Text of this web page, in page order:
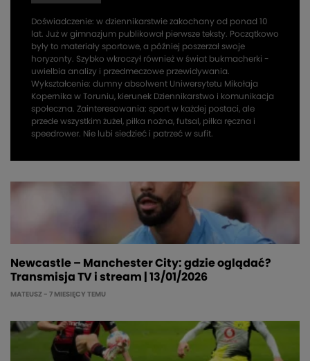
Doświadczenie: w dziennikarstwie zakochany od ponad 10
lat. Już w gimnazjum publikował pierwsze teksty. Początkowo
były to materiały sportowe, a później poszerzał swoje
horyzonty. Szybko wkroczył również w świat bukmacherki -
uwielbia analizy i przedmeczowe przewidywania.
Wykształcenie: dumny absolwent Uniwersytetu Mikołaja
Kopernika w Toruniu, kierunek Dziennikarstwo i komunikacja
społeczna. Zainteresowania: sport w każdej postaci, ale
przede wszystkim żużel, piłka nożna, futsal, piłka ręczna i
speedrower. Nie lubi siedzieć i patrzeć w sufit.
Newcastle – Manchester City: gdzie oglądać?
Transmisja TV i stream | 13/01/2026
MATEUSZ - 7 MIESIĘCY TEMU